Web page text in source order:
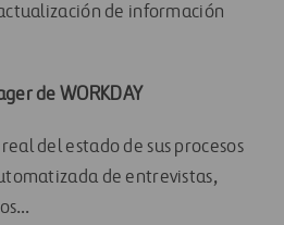
de información
de WORKDAY
del estado de sus procesos
de entrevistas,